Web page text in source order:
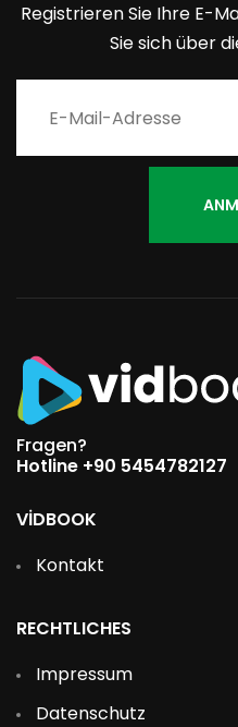
Registrieren Sie Ihre E-
Sie sich über
Fragen?
Hotline +90 5454782127
VİDBOOK
Kontakt
RECHTLICHES
Impressum
Datenschutz